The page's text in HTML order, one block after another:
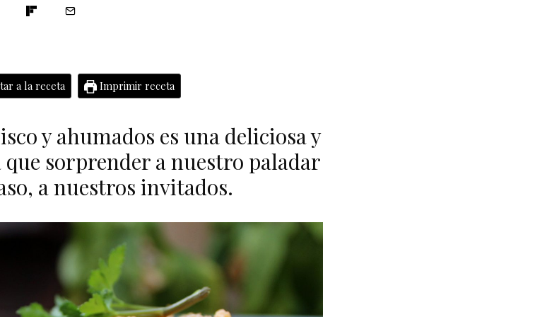
a la receta Imprimir receta
y ahumados es una deliciosa y
que sorprender a nuestro paladar
a nuestros invitados.